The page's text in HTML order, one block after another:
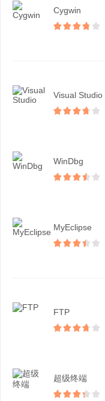
Cygwin
Visual Studio
WinDbg
MyEclipse
FTP
超级终端